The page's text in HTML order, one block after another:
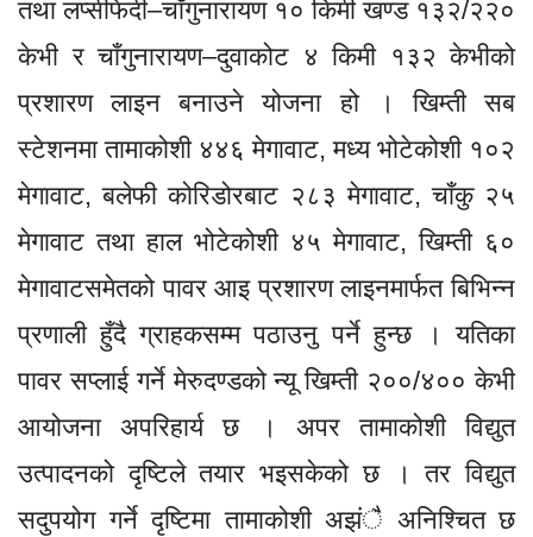
तथा लप्सीफेदी–चाँगुनारायण १० किमी खण्ड १३२/२२०
केभी र चाँगुनारायण–दुवाकोट ४ किमी १३२ केभीको
प्रशारण लाइन बनाउने योजना हो । खिम्ती सब
स्टेशनमा तामाकोशी ४४६ मेगावाट, मध्य भोटेकोशी १०२
मेगावाट, बलेफी कोरिडोरबाट २८३ मेगावाट, चाँकु २५
मेगावाट तथा हाल भोटेकोशी ४५ मेगावाट, खिम्ती ६०
मेगावाटसमेतको पावर आइ प्रशारण लाइनमार्फत बिभिन्न
प्रणाली हुँदै ग्राहकसम्म पठाउनु पर्ने हुन्छ । यतिका
पावर सप्लाई गर्ने मेरुदण्डको न्यू खिम्ती २००/४०० केभी
आयोजना अपरिहार्य छ । अपर तामाकोशी विद्युत
उत्पादनको दृष्टिले तयार भइसकेको छ । तर विद्युत
सदुपयोग गर्ने दृष्टिमा तामाकोशी अझंै अनिश्चित छ